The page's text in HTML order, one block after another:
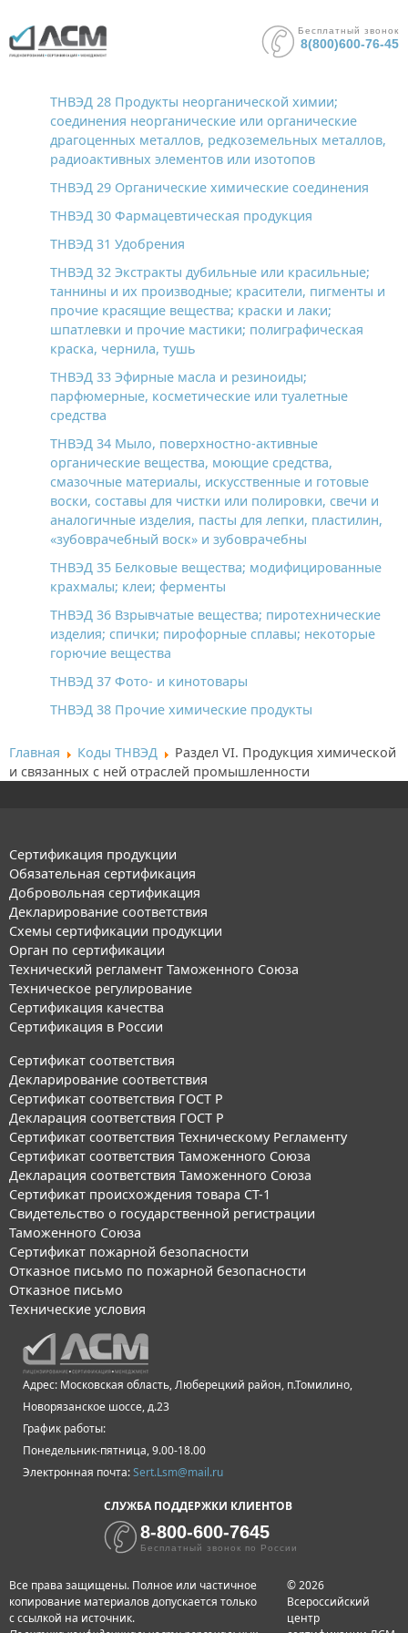
Бесплатный звонок
8(800)600-76-45
ТНВЭД 28 Продукты неорганической химии;
соединения неорганические или органические
драгоценных металлов, редкоземельных металлов,
радиоактивных элементов или изотопов
ТНВЭД 29 Органические химические соединения
ТНВЭД 30 Фармацевтическая продукция
ТНВЭД 31 Удобрения
ТНВЭД 32 Экстракты дубильные или красильные;
таннины и их производные; красители, пигменты и
прочие красящие вещества; краски и лаки;
шпатлевки и прочие мастики; полиграфическая
краска, чернила, тушь
ТНВЭД 33 Эфирные масла и резиноиды;
парфюмерные, косметические или туалетные
средства
ТНВЭД 34 Мыло, поверхностно-активные
органические вещества, моющие средства,
смазочные материалы, искусственные и готовые
воски, составы для чистки или полировки, свечи и
аналогичные изделия, пасты для лепки, пластилин,
«зубоврачебный воск» и зубоврачебны
ТНВЭД 35 Белковые вещества; модифицированные
крахмалы; клеи; ферменты
ТНВЭД 36 Взрывчатые вещества; пиротехнические
изделия; спички; пирофорные сплавы; некоторые
горючие вещества
ТНВЭД 37 Фото- и кинотовары
ТНВЭД 38 Прочие химические продукты
Главная Коды ТНВЭД
Раздел VI. Продукция химической
и связанных с ней отраслей промышленности
Сертификация продукции
Обязательная сертификация
Добровольная сертификация
Декларирование соответствия
Схемы сертификации продукции
Орган по сертификации
Технический регламент Таможенного Союза
Техническое регулирование
Сертификация качества
Сертификация в России
Сертификат соответствия
Декларирование соответствия
Сертификат соответствия ГОСТ Р
Декларация соответствия ГОСТ Р
Сертификат соответствия Техническому Регламенту
Сертификат соответствия Таможенного Союза
Декларация соответствия Таможенного Союза
Сертификат происхождения товара СТ-1
Свидетельство о государственной регистрации
Таможенного Союза
Сертификат пожарной безопасности
Отказное письмо по пожарной безопасности
Отказное письмо
Технические условия
Адрес: Московская область, Люберецкий район, п.Томилино,
Новорязанское шоссе, д.23
График работы:
Понедельник-пятница, 9.00-18.00
Электронная почта:Sert.Lsm@mail.ru
СЛУЖБА ПОДДЕРЖКИ КЛИЕНТОВ
8-800-600-7645
Бесплатный звонок по России
Все права защищены. Полное или частичное
копирование материалов допускается только
с ссылкой на источник.
© 2026
Всероссийский
центр